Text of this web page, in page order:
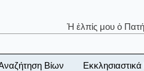
Ἡ ἐλπίς μου ὁ
Βίων Εκκλησιαστικά